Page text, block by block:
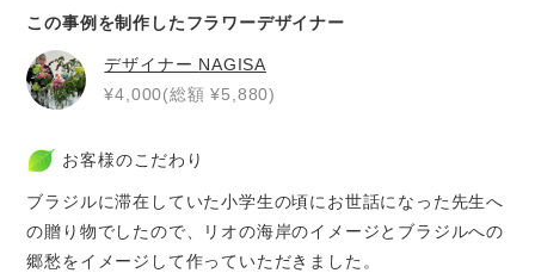
この事例を制作したフラワーデザイナー
デザイナー NAGISA
¥4,000(総額 ¥5,880)
お客様のこだわり
ブラジルに滞在していた小学生の頃にお世話になった先生へ
の贈り物でしたので、リオの海岸のイメージとブラジルへの
郷愁をイメージして作っていただきました。